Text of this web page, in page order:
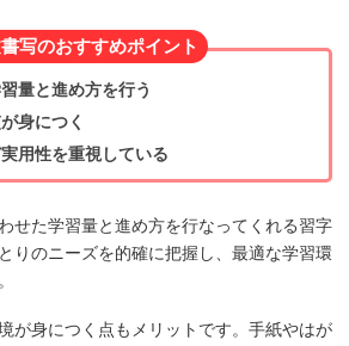
写のおすすめポイント
量と進め方を行う
身につく
用性を重視している
せた学習量と進め方を行なってくれる習字
りのニーズを的確に把握し、最適な学習環
が身につく点もメリットです。手紙やはが